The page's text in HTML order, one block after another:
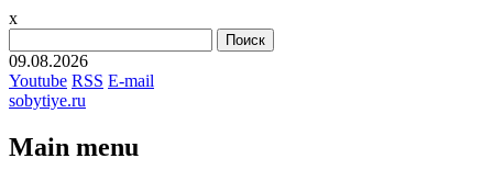
x
09.08.2026
Youtube RSS E-mail
sobytiye.ru
Main menu